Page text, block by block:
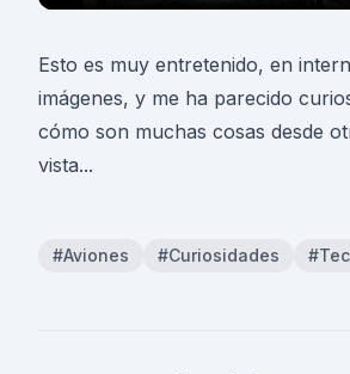
Esto es muy entretenido, en
imágenes, y me ha parecido
cómo son muchas cosas desde
vista...
#Aviones #Curiosidades